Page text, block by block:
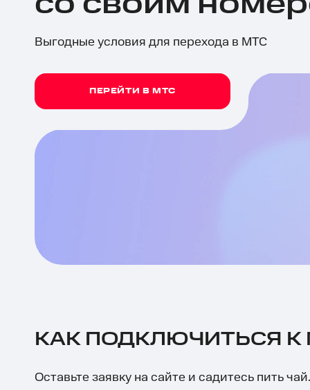
Выгодные условия для перехода в МТС
ПЕРЕЙТИ В МТС
КАК ПОДКЛЮЧИТЬСЯ К
Оставьте заявку на сайте и садитесь пить